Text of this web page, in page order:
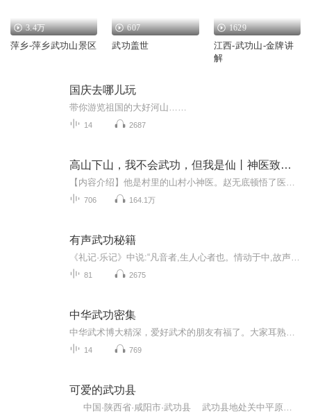
3.4万
萍乡-萍乡武功山景区
607
武功盖世
1629
江西-武功山-金牌讲
解
国庆去哪儿玩
带你游览祖国的大好河山……
14 2687
高山下山，我不会武功，但我是仙丨神医致富史
706 164.1万
有声武功秘籍
81 2675
中华武功密集
14 769
可爱的武功县